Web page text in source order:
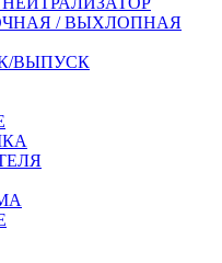
/ ВЫХЛОПНАЯ
ВЫПУСК